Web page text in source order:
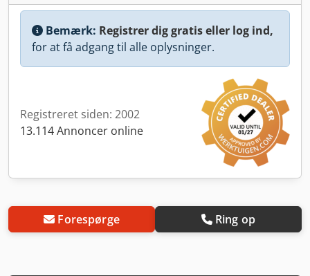
Bemærk: Registrer dig gratis eller log ind,
for at få adgang til alle oplysninger.
Registreret siden: 2002
13.114 Annoncer online
Forespørge Ring op